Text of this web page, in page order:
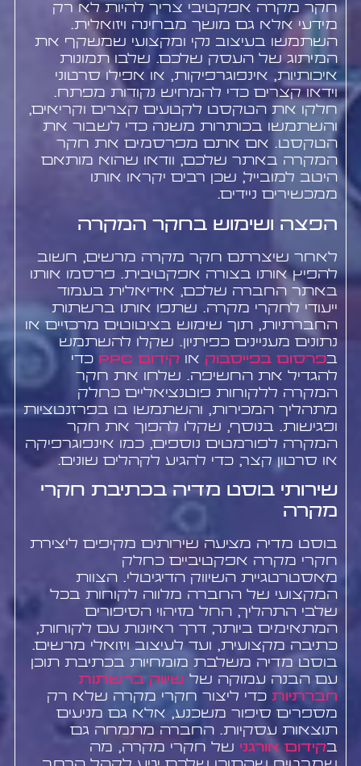
חקר מקרה אפקטיבי צריך להיות לא רק
מידעי אלא גם מושך מבחינה ויזואלית.
השתמשו בעיצוב נקי ומקצועי שמשקף את
המיתוג של העסק שלכם. שלבו תמונות
איכותיות, אינפוגרפיקות, או אפילו סרטוני
וידאו קצרים כדי להמחיש נקודות מפתח.
חלקו את הטקסט לקטעים קצרים וקריאים,
והשתמשו בכותרות משנה כדי לשבור את
הטקסט. אם אתם מפרסמים את חקר
המקרה באתר שלכם, וודאו שהוא מותאם
היטב למובייל, שכן רבים יקראו אותו
ממכשירים ניידים.
הפצה ושימוש בחקר המקרה
לאחר שיצרתם חקר מקרה מרשים, חשוב
להפיץ אותו בצורה אפקטיבית. פרסמו אותו
באתר החברה שלכם, אידיאלית בעמוד
ייעודי לחקרי מקרה. שתפו אותו ברשתות
החברתיות, תוך שימוש בציטוטים מרכזיים או
נתונים מעניינים כפיתיון. שקלו להשתמש
בפרסום בפייסבוק או קידום PPC
כדי
להגדיל את החשיפה. שלחו את חקר
המקרה ללקוחות פוטנציאליים כחלק
מתהליך המכירות, והשתמשו בו בפרזנטציות
ופגישות. בנוסף, שקלו להפוך את חקר
המקרה לפורמטים נוספים, כמו אינפוגרפיקה
או סרטון קצר, כדי להגיע לקהלים שונים.
שירותי בוסט מדיה בכתיבת חקרי
מקרה
בוסט מדיה מציעה שירותים מקיפים ליצירת
חקרי מקרה אפקטיביים כחלק
מאסטרטגיית השיווק הדיגיטלי. הצוות
המקצועי של החברה מלווה לקוחות בכל
שלבי התהליך, החל מזיהוי הסיפורים
המתאימים ביותר, דרך ראיונות עם לקוחות,
כתיבה מקצועית, ועד לעיצוב ויזואלי מרשים.
בוסט מדיה משלבת מומחיות בכתיבת תוכן
עם הבנה עמוקה של שיווק ברשתות
חברתיותכדי ליצור חקרי מקרה שלא רק
מספרים סיפור משכנע, אלא גם מניעים
תוצאות עסקיות. החברה מתמחה גם
בקידום אורגני של חקרי מקרה, מה